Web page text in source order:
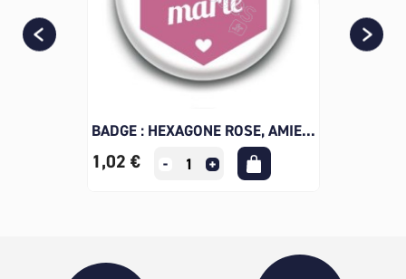
BADGE : HEXAGONE ROSE, AMIE...
1,02 €